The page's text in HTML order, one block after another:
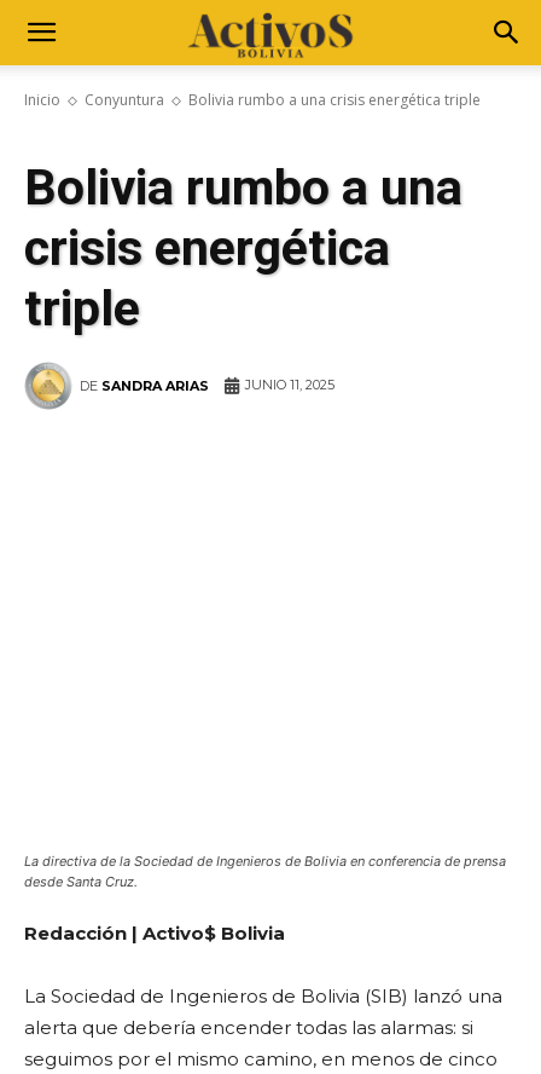
Inicio Conyuntura Bolivia rumbo a una crisis energética triple
Bolivia rumbo a una
crisis energética
triple
DE SANDRA ARIAS JUNIO 11, 2025
La directiva de la Sociedad de Ingenieros de Bolivia en conferencia de prensa
desde Santa Cruz.
Redacción | Activo$ Bolivia
La Sociedad de Ingenieros de Bolivia (SIB) lanzó una
alerta que debería encender todas las alarmas: si
seguimos por el mismo camino, en menos de cinco